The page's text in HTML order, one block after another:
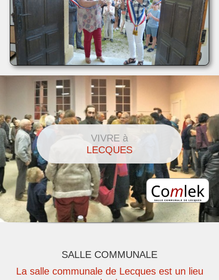
VIVRE à
LECQUES
SALLE COMMUNALE
La salle communale de Lecques est un lieu